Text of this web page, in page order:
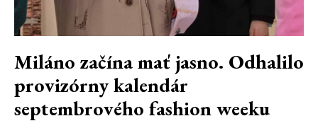
Miláno začína mať jasno. Odhalilo
provizórny kalendár
septembrového fashion weeku